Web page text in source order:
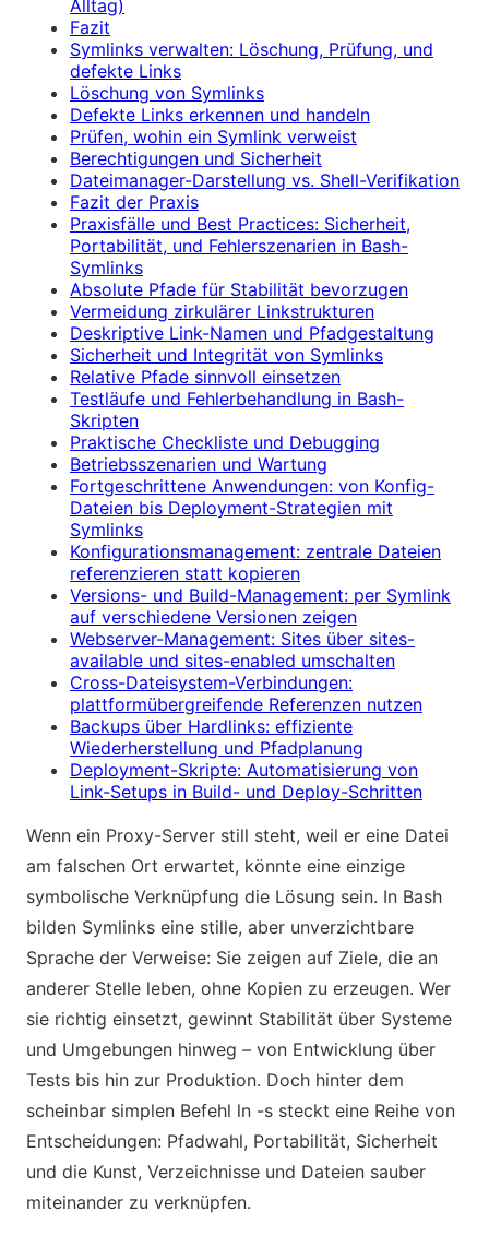
Alltag)
Fazit
Symlinks verwalten: Löschung, Prüfung, und
defekte Links
Löschung von Symlinks
Defekte Links erkennen und handeln
Prüfen, wohin ein Symlink verweist
Berechtigungen und Sicherheit
Dateimanager-Darstellung vs. Shell-Verifikation
Fazit der Praxis
Praxisfälle und Best Practices: Sicherheit,
Portabilität, und Fehlerszenarien in Bash-
Symlinks
Absolute Pfade für Stabilität bevorzugen
Vermeidung zirkulärer Linkstrukturen
Deskriptive Link-Namen und Pfadgestaltung
Sicherheit und Integrität von Symlinks
Relative Pfade sinnvoll einsetzen
Testläufe und Fehlerbehandlung in Bash-
Skripten
Praktische Checkliste und Debugging
Betriebsszenarien und Wartung
Fortgeschrittene Anwendungen: von Konfig-
Dateien bis Deployment-Strategien mit
Symlinks
Konfigurationsmanagement: zentrale Dateien
referenzieren statt kopieren
Versions- und Build-Management: per Symlink
auf verschiedene Versionen zeigen
Webserver-Management: Sites über sites-
available und sites-enabled umschalten
Cross-Dateisystem-Verbindungen:
plattformübergreifende Referenzen nutzen
Backups über Hardlinks: effiziente
Wiederherstellung und Pfadplanung
Deployment-Skripte: Automatisierung von
Link-Setups in Build- und Deploy-Schritten
Wenn ein Proxy-Server still steht, weil er eine Datei
am falschen Ort erwartet, könnte eine einzige
symbolische Verknüpfung die Lösung sein. In Bash
bilden Symlinks eine stille, aber unverzichtbare
Sprache der Verweise: Sie zeigen auf Ziele, die an
anderer Stelle leben, ohne Kopien zu erzeugen. Wer
sie richtig einsetzt, gewinnt Stabilität über Systeme
und Umgebungen hinweg – von Entwicklung über
Tests bis hin zur Produktion. Doch hinter dem
scheinbar simplen Befehl ln -s steckt eine Reihe von
Entscheidungen: Pfadwahl, Portabilität, Sicherheit
und die Kunst, Verzeichnisse und Dateien sauber
miteinander zu verknüpfen.